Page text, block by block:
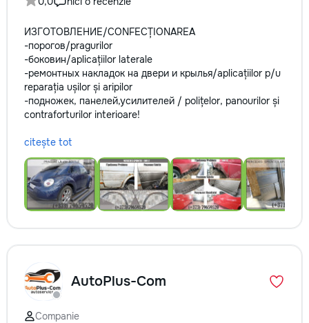
ИЗГОТОВЛЕНИЕ/CONFECȚIONAREA
-порогов/pragurilor
-боковин/aplicațiilor laterale
-ремонтных накладок на двери и крылья/aplicațiilor p/u
reparația ușilor și aripilor
-подножек, панелей,усилителей / polițelor, panourilor și
contraforturilor interioare!
citește tot
AutoPlus-Com
Companie